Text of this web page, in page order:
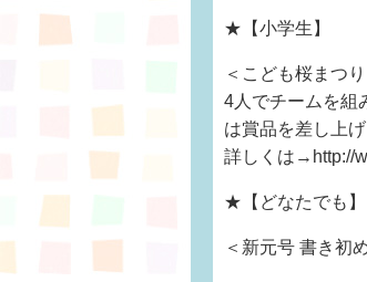
★【小学生】
＜こども桜まつ
4人でチームを組
は賞品を差し上げ
詳しくは→http://
★【どなたでも】
＜新元号 書き初